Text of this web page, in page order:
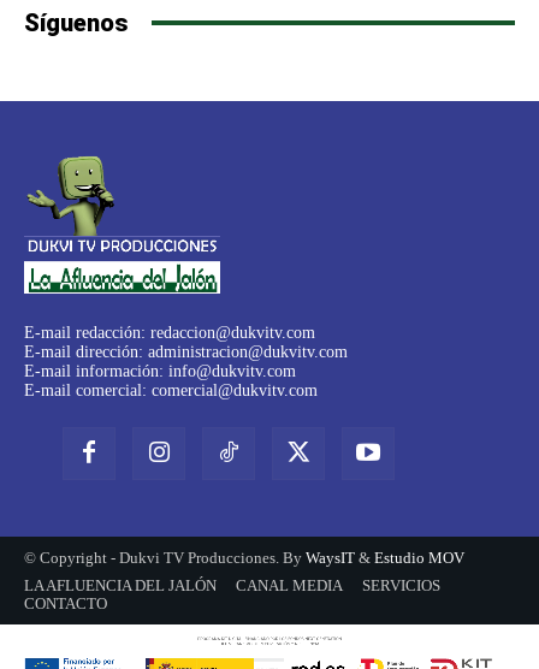
Síguenos
E-mail redacción: redaccion@dukvitv.com
E-mail dirección: administracion@dukvitv.com
E-mail información: info@dukvitv.com
E-mail comercial: comercial@dukvitv.com
© Copyright - Dukvi TV Producciones. By WaysIT & Estudio MOV
LA AFLUENCIA DEL JALÓN
CANAL MEDIA
SERVICIOS
CONTACTO